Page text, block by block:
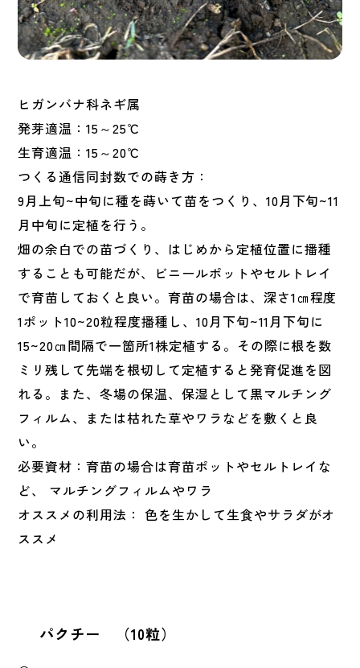
ヒガンバナ科ネギ属
発芽適温：15～25℃
生育適温：15～20℃
つくる通信同封数での蒔き方：
9月上旬~中旬に種を蒔いて苗をつくり、10月下旬~11
月中旬に定植を行う。
畑の余白での苗づくり、はじめから定植位置に播種
することも可能だが、ビニールポットやセルトレイ
で育苗しておくと良い。育苗の場合は、深さ1㎝程度
1ポット10~20粒程度播種し、10月下旬~11月下旬に
15~20㎝間隔で一箇所1株定植する。その際に根を数
ミリ残して先端を根切して定植すると発育促進を図
れる。また、冬場の保温、保湿として黒マルチング
フィルム、または枯れた草やワラなどを敷くと良
い。
必要資材：育苗の場合は育苗ポットやセルトレイな
ど、 マルチングフィルムやワラ
オススメの利用法： 色を生かして生食やサラダがオ
ススメ
パクチー （10粒）